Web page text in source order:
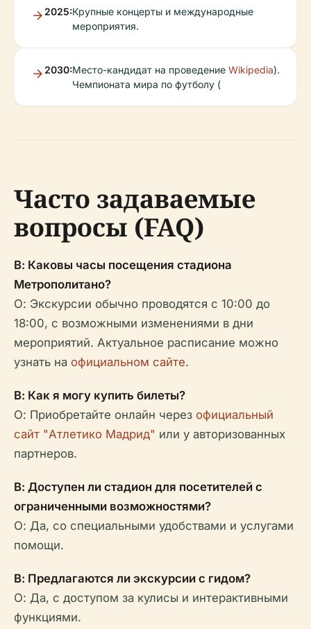
2025:Крупные концерты и международные
мероприятия.
2030:Место-кандидат на проведение
Чемпионата мира по футболу (
Wikipedia).
Часто задаваемые
вопросы (FAQ)
В: Каковы часы посещения стадиона
Метрополитано?
О: Экскурсии обычно проводятся с 10:00 до
18:00, с возможными изменениями в дни
мероприятий. Актуальное расписание можно
узнать на официальном сайте.
В: Как я могу купить билеты?
О: Приобретайте онлайн через официальный
сайт "Атлетико Мадрид" или у авторизованных
партнеров.
В: Доступен ли стадион для посетителей с
ограниченными возможностями?
О: Да, со специальными удобствами и услугами
помощи.
В: Предлагаются ли экскурсии с гидом?
О: Да, с доступом за кулисы и интерактивными
функциями.